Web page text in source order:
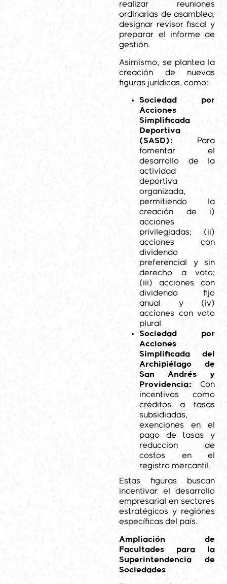
realizar reuniones
ordinarias de asamblea,
designar revisor fiscal y
preparar el informe de
gestión.
Asimismo, se plantea la
creación de nuevas
figuras jurídicas, como:
Sociedad por
Acciones
Simplificada
Deportiva
(SASD):
Para
fomentar el
desarrollo de la
actividad
deportiva
organizada,
permitiendo la
creación de i)
acciones
privilegiadas; (ii)
acciones con
dividendo
preferencial y sin
derecho a voto;
(iii) acciones con
dividendo fijo
anual y (iv)
acciones con voto
plural
Sociedad por
Acciones
Simplificada del
Archipiélago de
San Andrés y
Providencia:
Con
incentivos como
créditos a tasas
subsidiadas,
exenciones en el
pago de tasas y
reducción de
costos en el
registro mercantil.
Estas figuras buscan
incentivar el desarrollo
empresarial en sectores
estratégicos y regiones
específicas del país.
Ampliación de
Facultades para la
Superintendencia de
Sociedades